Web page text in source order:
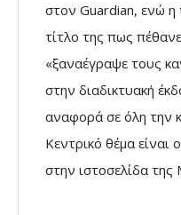
στον Guardian, ενώ
τίτλο της πως
«ξαναέγραψε τους
στην διαδικτυακή
αναφορά σε όλη την
Κεντρικό θέμα
στην ιστοσελίδα της